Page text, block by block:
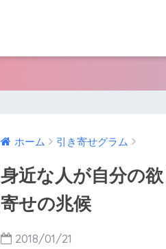
ホーム 引き寄せグラム
身近な人が自分の
寄せの兆候
2018/01/21